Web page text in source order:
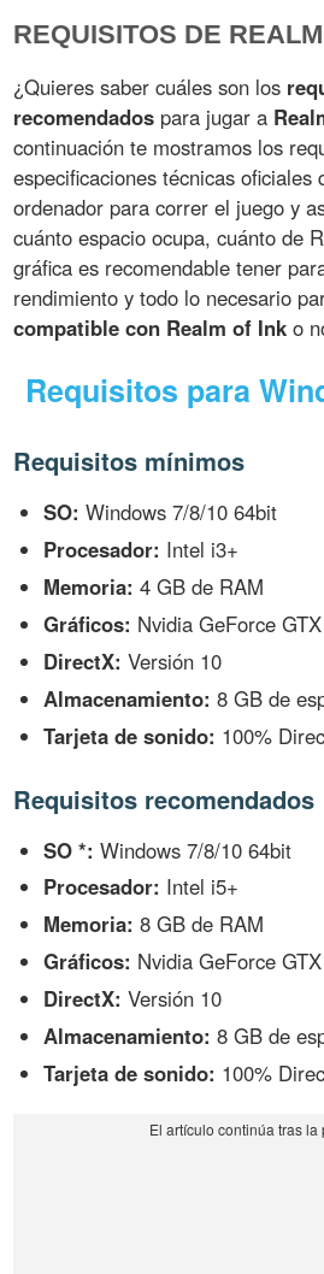
REQUISITOS DE
¿Quieres saber cuáles son los
recomendados para jugar a
continuación te mostramos los
especificaciones técnicas oficiales
ordenador para correr el juego y
cuánto espacio ocupa, cuánto de
gráfica es recomendable tener
rendimiento y todo lo necesario
compatible con Realm of Ink o
Requisitos para
Requisitos mínimos
SO: Windows 7/8/10 64bit
Procesador: Intel i3+
Memoria: 4 GB de RAM
Gráficos: Nvidia GeForce
DirectX: Versión 10
Almacenamiento: 8 GB de
Tarjeta de sonido: 100%
Requisitos recomendados
SO *: Windows 7/8/10 64bit
Procesador: Intel i5+
Memoria: 8 GB de RAM
Gráficos: Nvidia GeForce
DirectX: Versión 10
Almacenamiento: 8 GB de
Tarjeta de sonido: 100%